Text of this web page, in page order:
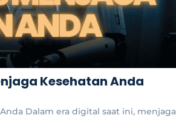
Kesehatan Anda
Dalam era digital saat ini, menjaga